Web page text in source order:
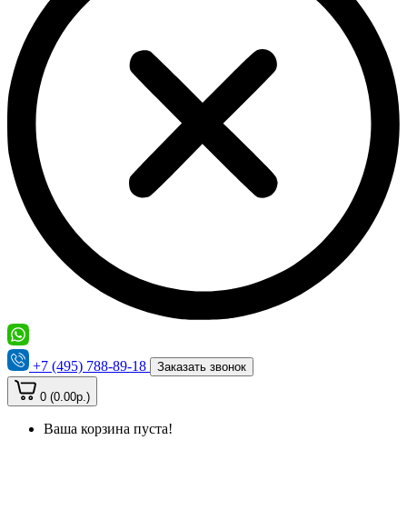
+7 (495) 788-89-18 Заказать звонок
0 (0.00р.)
Ваша корзина пуста!